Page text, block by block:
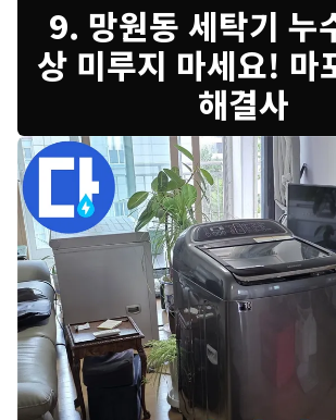
9. 망원동 세탁기 누
상 미루지 마세요! 마
해결사